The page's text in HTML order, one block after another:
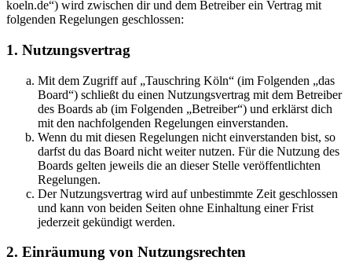
koeln.de“) wird zwischen dir und dem Betreiber ein Vertrag mit
folgenden Regelungen geschlossen:
1. Nutzungsvertrag
Mit dem Zugriff auf „Tauschring Köln“ (im Folgenden „das
Board“) schließt du einen Nutzungsvertrag mit dem Betreiber
des Boards ab (im Folgenden „Betreiber“) und erklärst dich
mit den nachfolgenden Regelungen einverstanden.
Wenn du mit diesen Regelungen nicht einverstanden bist, so
darfst du das Board nicht weiter nutzen. Für die Nutzung des
Boards gelten jeweils die an dieser Stelle veröffentlichten
Regelungen.
Der Nutzungsvertrag wird auf unbestimmte Zeit geschlossen
und kann von beiden Seiten ohne Einhaltung einer Frist
jederzeit gekündigt werden.
2. Einräumung von Nutzungsrechten